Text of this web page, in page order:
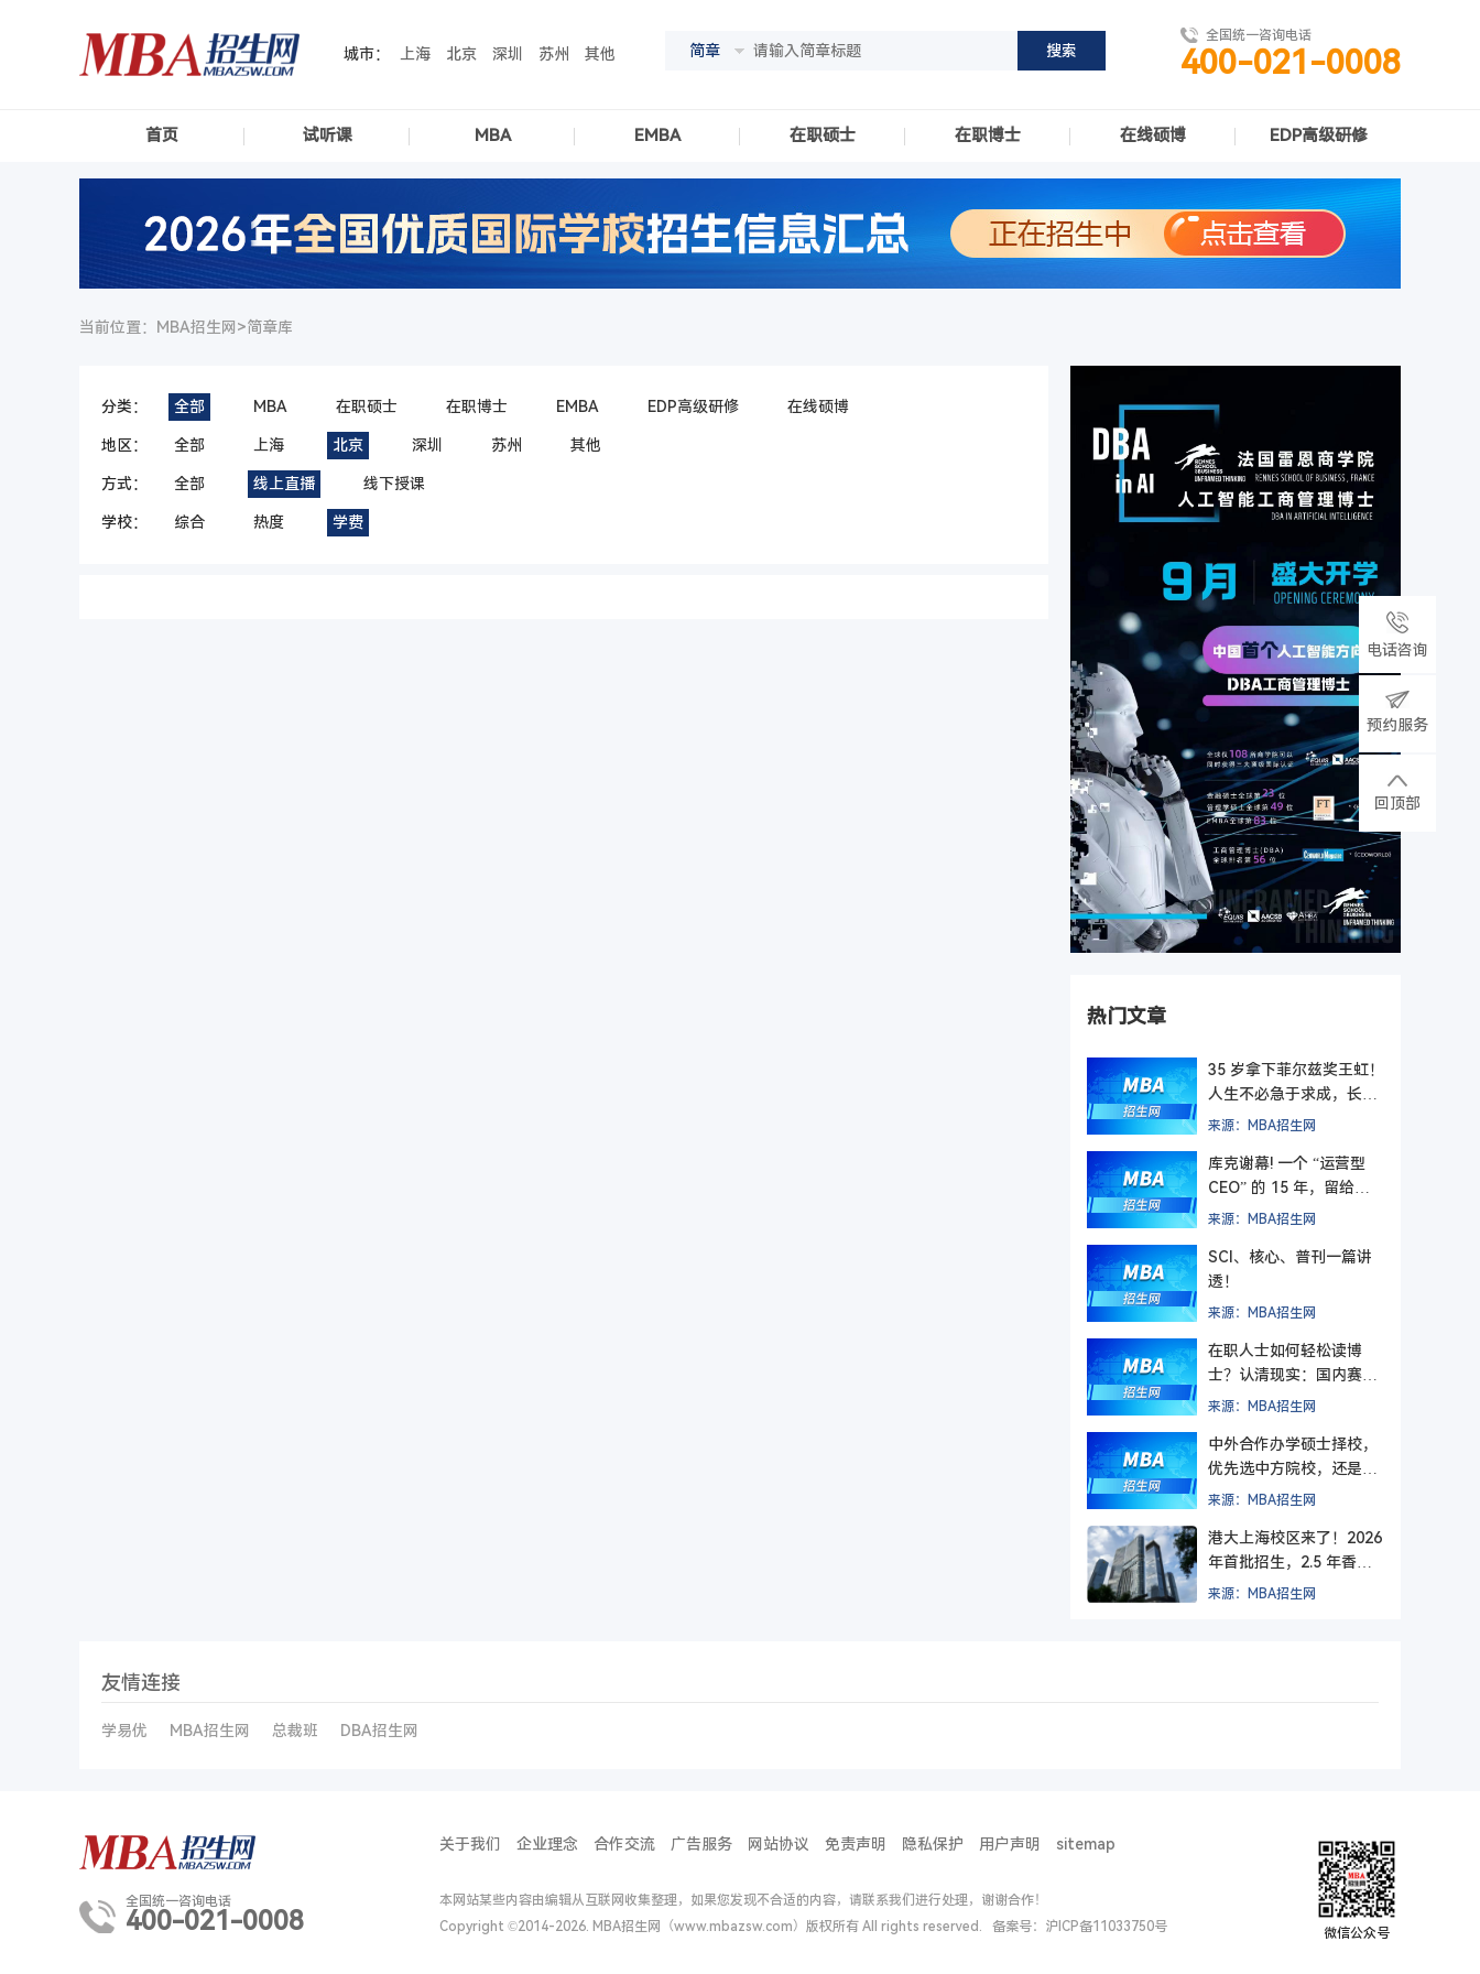
城市： 上海 北京 深圳 苏州 其他 简章
全国统一咨询电话
400-021-0008
首页 试听课 MBA EMBA 在职硕士 在职博士 在线硕博 EDP高级研修
当前位置：MBA招生网>简章库
分类： 全部 MBA 在职硕士 在职博士 EMBA EDP高级研修 在线硕博
地区： 全部 上海 北京 深圳 苏州 其他
方式： 全部 线上直播 线下授课
学校： 综合 热度 学费
热门文章
35 岁拿下菲尔兹奖王虹！
人生不必急于求成，长期
主义终有回响
来源：MBA招生网
库克谢幕! 一个 “运营型
CEO” 的 15 年，留给管
理者的最后一课
来源：MBA招生网
SCI、核心、普刊一篇讲
透！
来源：MBA招生网
在职人士如何轻松读博
士？认清现实：国内赛道
难在入学，更难毕业
来源：MBA招生网
中外合作办学硕士择校，
优先选中方院校，还是外
方院校？
来源：MBA招生网
港大上海校区来了！2026
年首批招生，2.5 年香港
+ 1.5 年上海，毕业后拿
来源：MBA招生网
友情连接
学易优 MBA招生网 总裁班 DBA招生网
全国统一咨询电话
400-021-0008
关于我们 企业理念 合作交流 广告服务 网站协议 免责声明 隐私保护 用户声明 sitemap
本网站某些内容由编辑从互联网收集整理，如果您发现不合适的内容，请联系我们进行处理，谢谢合作！
Copyright ©2014-2026. MBA招生网（www.mbazsw.com）版权所有 All rights reserved. 备案号：
沪ICP备11033750号 微信公众号
电话咨询
预约服务
回顶部